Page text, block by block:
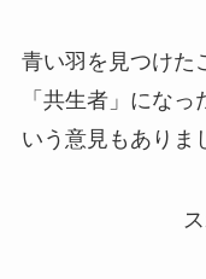
青い羽を見つけた
「共生者」にな
いう意見もありま